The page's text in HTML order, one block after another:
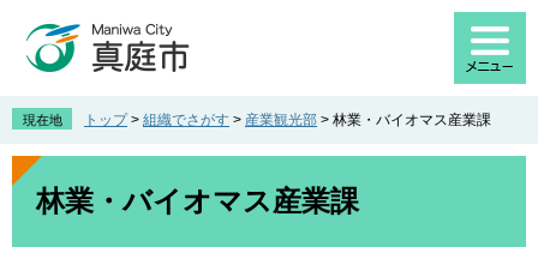
先
す
を
し
現在地 トップ > 組織でさがす > 産業観光部 > 林業・バイオマス産業課
本
林業・バイオマス産業課